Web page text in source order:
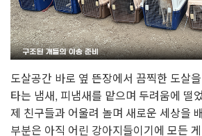
도살공간 바로 옆 뜬장에서 끔찍한 도살
타는 냄새, 피냄새를 맡으며 두려움에 떨
제 친구들과 어울려 놀며 새로운 세상을
부분은 아직 어린 강아지들이기에 모든